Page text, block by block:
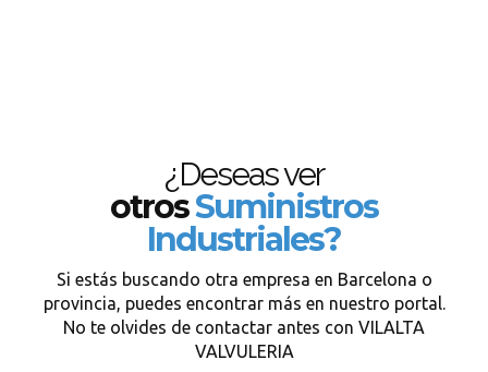
¿Deseas ver
otrosSuministros
Industriales?
Si estás buscando otra empresa en Barcelona o
provincia, puedes encontrar más en nuestro portal.
No te olvides de contactar antes con VILALTA
VALVULERIA